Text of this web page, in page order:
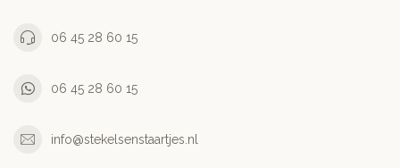
06 45 28 60 15
06 45 28 60 15
info@stekelsenstaartjes.nl